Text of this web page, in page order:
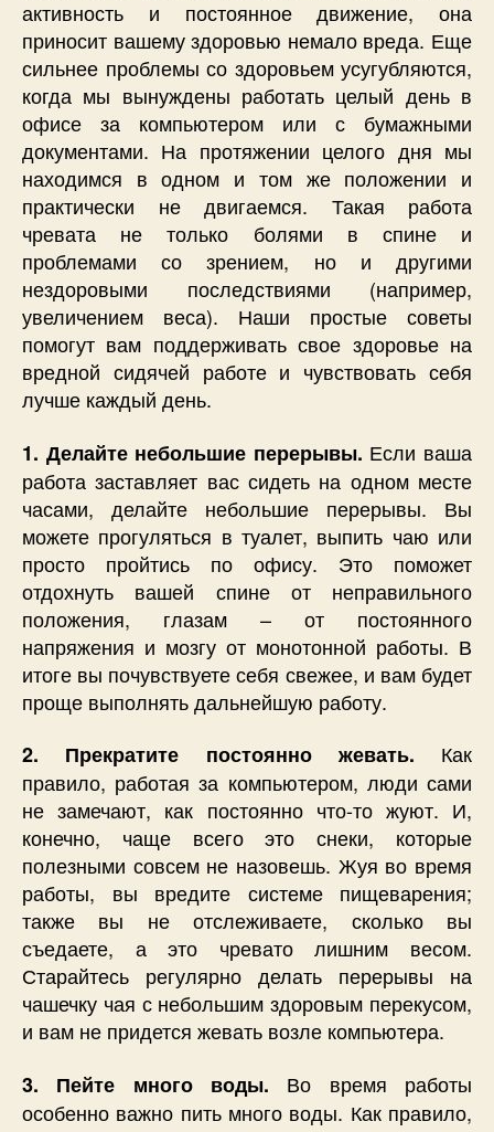
активность и постоянное движение, она
приносит вашему здоровью немало вреда. Еще
сильнее проблемы со здоровьем усугубляются,
когда мы вынуждены работать целый день в
офисе за компьютером или с бумажными
документами. На протяжении целого дня мы
находимся в одном и том же положении и
практически не двигаемся. Такая работа
чревата не только болями в спине и
проблемами со зрением, но и другими
нездоровыми последствиями (например,
увеличением веса). Наши простые советы
помогут вам поддерживать свое здоровье на
вредной сидячей работе и чувствовать себя
лучше каждый день.
1. Делайте небольшие перерывы. Если ваша
работа заставляет вас сидеть на одном месте
часами, делайте небольшие перерывы. Вы
можете прогуляться в туалет, выпить чаю или
просто пройтись по офису. Это поможет
отдохнуть вашей спине от неправильного
положения, глазам – от постоянного
напряжения и мозгу от монотонной работы. В
итоге вы почувствуете себя свежее, и вам будет
проще выполнять дальнейшую работу.
2. Прекратите постоянно жевать. Как
правило, работая за компьютером, люди сами
не замечают, как постоянно что-то жуют. И,
конечно, чаще всего это снеки, которые
полезными совсем не назовешь. Жуя во время
работы, вы вредите системе пищеварения;
также вы не отслеживаете, сколько вы
съедаете, а это чревато лишним весом.
Старайтесь регулярно делать перерывы на
чашечку чая с небольшим здоровым перекусом,
и вам не придется жевать возле компьютера.
3. Пейте много воды. Во время работы
особенно важно пить много воды. Как правило,